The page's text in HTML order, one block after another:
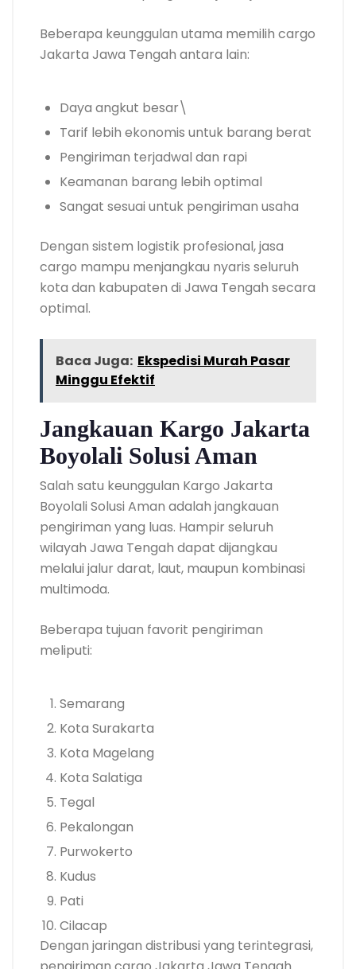
Beberapa keunggulan utama memilih cargo
Jakarta Jawa Tengah antara lain:
Daya angkut besar\
Tarif lebih ekonomis untuk barang berat
Pengiriman terjadwal dan rapi
Keamanan barang lebih optimal
Sangat sesuai untuk pengiriman usaha
Dengan sistem logistik profesional, jasa
cargo mampu menjangkau nyaris seluruh
kota dan kabupaten di Jawa Tengah secara
optimal.
Baca Juga: Ekspedisi Murah Pasar
Minggu Efektif
Jangkauan Kargo Jakarta
Boyolali Solusi Aman
Salah satu keunggulan Kargo Jakarta
Boyolali Solusi Aman adalah jangkauan
pengiriman yang luas. Hampir seluruh
wilayah Jawa Tengah dapat dijangkau
melalui jalur darat, laut, maupun kombinasi
multimoda.
Beberapa tujuan favorit pengiriman
meliputi:
Semarang
Kota Surakarta
Kota Magelang
Kota Salatiga
Tegal
Pekalongan
Purwokerto
Kudus
Pati
Cilacap
Dengan jaringan distribusi yang terintegrasi,